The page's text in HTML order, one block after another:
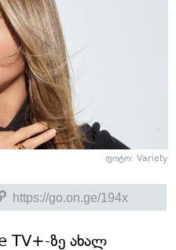
ფოტო: Variety
TV+-ზე ახალ